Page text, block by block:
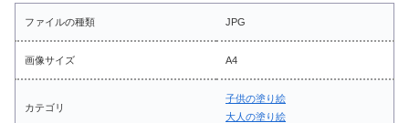
ファイルの種類 JPG
画像サイズ A4
カテゴリ
子供の塗り絵
大人の塗り絵